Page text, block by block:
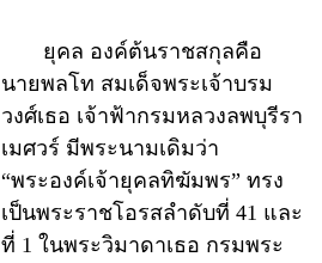
ยุคล องค์ต้นราชสกุลคือ
นายพลโท สมเด็จพระเจ้าบรม
วงศ์เธอ เจ้าฟ้ากรมหลวงลพบุรีรา
เมศวร์ มีพระนามเดิมว่า
“พระองค์เจ้ายุคลทิฆัมพร” ทรง
เป็นพระราชโอรสลำดับที่ 41 และ
ที่ 1 ในพระวิมาดาเธอ กรมพระ